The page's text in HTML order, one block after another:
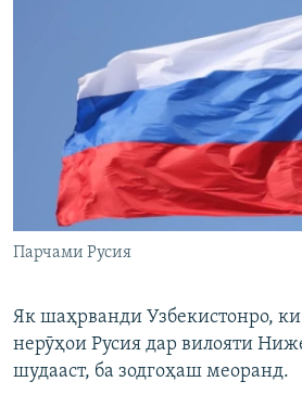
Парчами Русия
Як шаҳрванди Узбекистонро,
нерӯҳои Русия дар вилояти
шудааст, ба зодгоҳаш меоранд.